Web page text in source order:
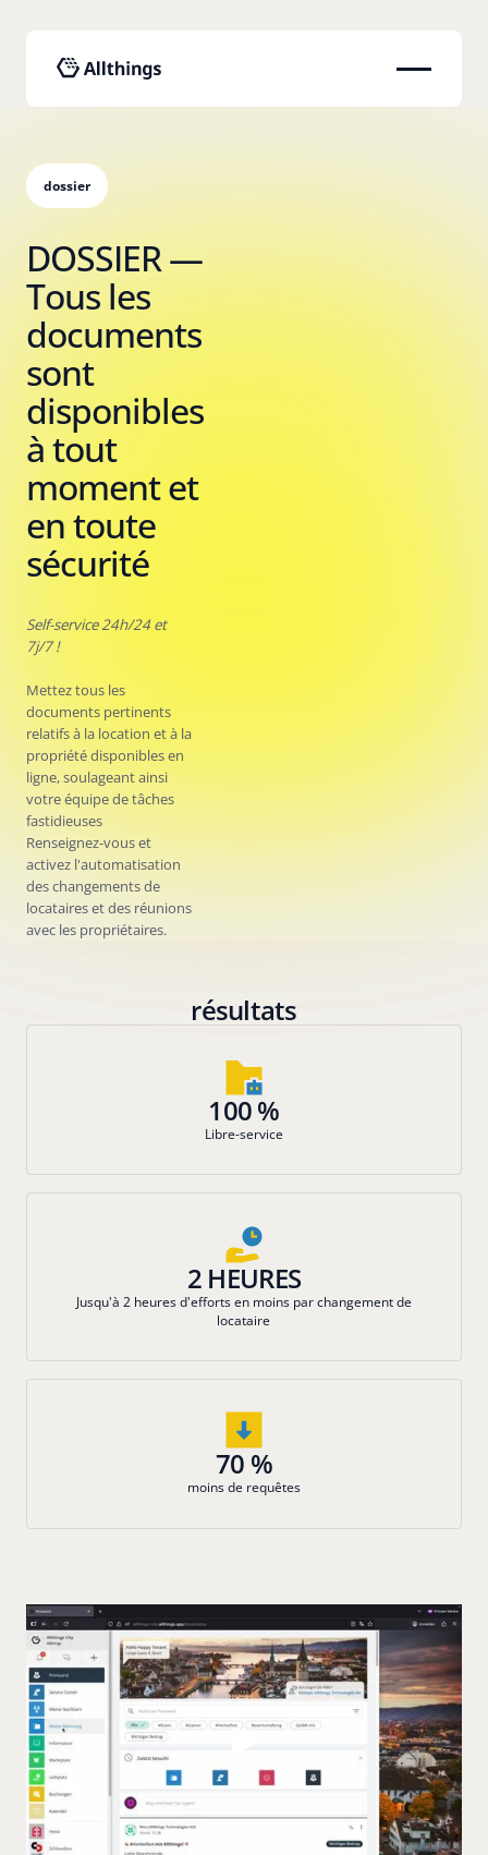
dossier
DOSSIER —
Tous les
documents
sont
disponibles
à tout
moment et
en toute
sécurité
Self-service 24h/24 et
7j/7 !
Mettez tous les
documents pertinents
relatifs à la location et à la
propriété disponibles en
ligne, soulageant ainsi
votre équipe de tâches
fastidieuses
Renseignez-vous et
activez l'automatisation
des changements de
locataires et des réunions
avec les propriétaires.
résultats
100 %
Libre-service
2 HEURES
Jusqu'à 2 heures d'efforts en moins par changement de
locataire
70 %
moins de requêtes